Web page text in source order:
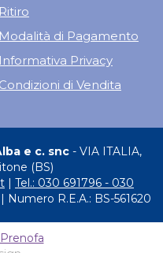
Ritiro
Modalità di Pagamento
Informativa Privacy
Condizioni di Vendita
e c. snc - VIA ITALIA,
(BS)
Tel.: 030 691796 - 030
R.E.A.: BS-561620
Prenofa